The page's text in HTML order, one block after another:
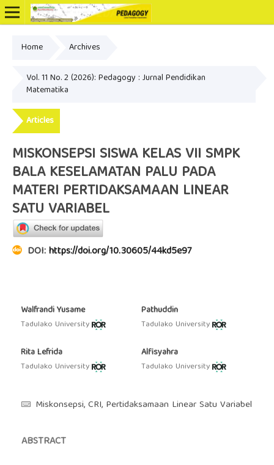
Home Archives
Vol. 11 No. 2 (2026): Pedagogy : Jurnal Pendidikan
Matematika
Articles
MISKONSEPSI SISWA KELAS VII SMPK
BALA KESELAMATAN PALU PADA
MATERI PERTIDAKSAMAAN LINEAR
SATU VARIABEL
DOI:https://doi.org/10.30605/44kd5e97
Walfrandi Yusame
Tadulako University
Pathuddin
Tadulako University
Rita Lefrida
Tadulako University
Alfisyahra
Tadulako University
Miskonsepsi, CRI, Pertidaksamaan Linear Satu Variabel
ABSTRACT